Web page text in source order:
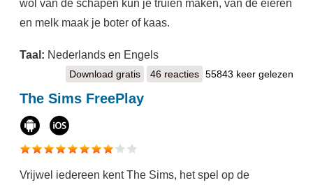
wol van de schapen kun je truien maken, van de eieren
en melk maak je boter of kaas.
Taal: Nederlands en Engels
Download gratis Hay Day
46 reacties 55843 keer gelezen
The Sims FreePlay
Vrijwel iedereen kent The Sims, het spel op de